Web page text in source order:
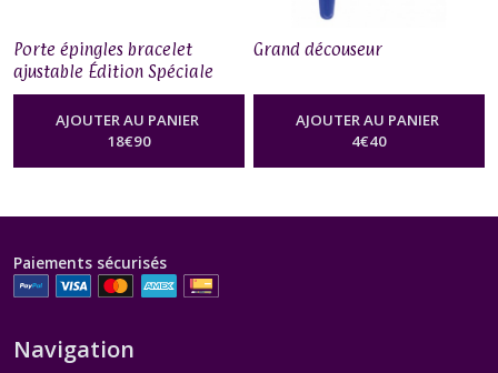
Porte épingles bracelet
ajustable Édition Spéciale
Octobre Rose
AJOUTER AU PANIER
18€90
Grand découseur
AJOUTER AU PANIER
4€40
Paiements sécurisés
Navigation